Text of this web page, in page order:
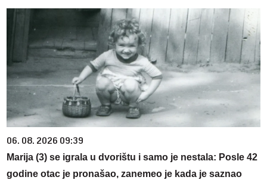
06. 08. 2026 09:39
Marija (3) se igrala u dvorištu i samo je nestala: Posle 42
godine otac je pronašao, zanemeo je kada je saznao